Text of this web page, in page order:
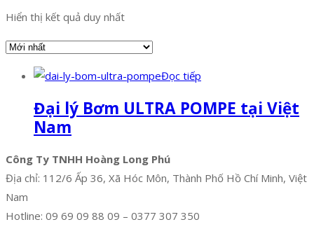
Hiển thị kết quả duy nhất
Đọc tiếp
Đại lý Bơm ULTRA POMPE tại Việt
Nam
Công Ty TNHH Hoàng Long Phú
Địa chỉ: 112/6 Ấp 36, Xã Hóc Môn, Thành Phố Hồ Chí Minh, Việt
Nam
Hotline: 09 69 09 88 09 – 0377 307 350